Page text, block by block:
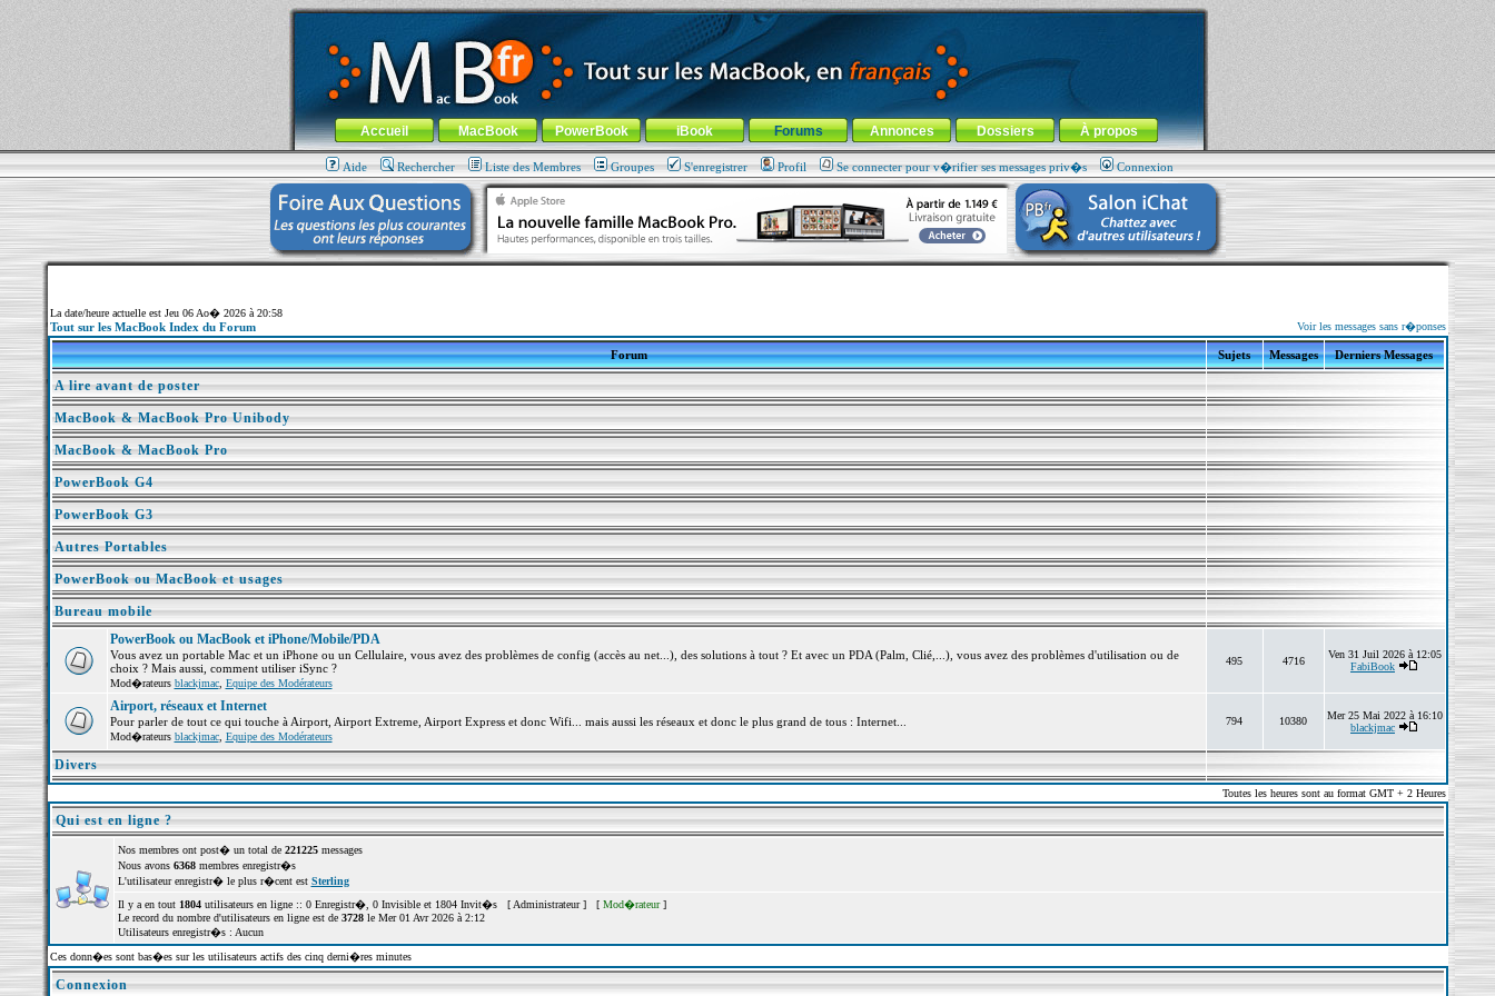
MacBook-fr.com : 100% Apple... 100% nomade !
Aller au contenu-Aller au menu général-Aller au menu de la rubrique
Menu général
Accueil MacBook PowerBook iBook Forums Annonces Dossiers À propos
Aide Rechercher Liste des Membres Groupes S'enregistrer Profil Se connecter pour v�rifier ses messages priv�s Connexion
La date/heure actuelle est Jeu 06 Ao� 2026 à 20:58
Tout sur les MacBook Index du Forum Voir les messages sans r�ponses
Forum Sujets Messages Derniers Messages
A lire avant de poster
MacBook & MacBook Pro Unibody
MacBook & MacBook Pro
PowerBook G4
PowerBook G3
Autres Portables
PowerBook ou MacBook et usages
Bureau mobile
PowerBook ou MacBook et iPhone/Mobile/PDA
Vous avez un portable Mac et un iPhone ou un Cellulaire, vous avez des problèmes de config (accès au net...), des solutions à tout ? Et avec un PDA (Palm, Clié,...), vous avez des problèmes d'utilisation ou de
choix ? Mais aussi, comment utiliser iSync ?
Mod�rateurs blackjmac, Equipe des Modérateurs
495 4716
Ven 31 Juil 2026 à 12:05
FabiBook
Airport, réseaux et Internet
Pour parler de tout ce qui touche à Airport, Airport Extreme, Airport Express et donc Wifi... mais aussi les réseaux et donc le plus grand de tous : Internet...
Mod�rateurs blackjmac, Equipe des Modérateurs
794 10380
Mer 25 Mai 2022 à 16:10
blackjmac
Divers
Toutes les heures sont au format GMT + 2 Heures
Qui est en ligne ?
Nos membres ont post� un total de 221225messages
Nous avons 6368membres enregistr�s
L'utilisateur enregistr� le plus r�cent est Sterling
Il y a en tout 1804utilisateurs en ligne :: 0 Enregistr�, 0 Invisible et 1804 Invit�s [ Administrateur] [ Mod�rateur]
Le record du nombre d'utilisateurs en ligne est de 3728le Mer 01 Avr 2026 à 2:12
Utilisateurs enregistr�s : Aucun
Ces donn�es sont bas�es sur les utilisateurs actifs des cinq derni�res minutes
Connexion